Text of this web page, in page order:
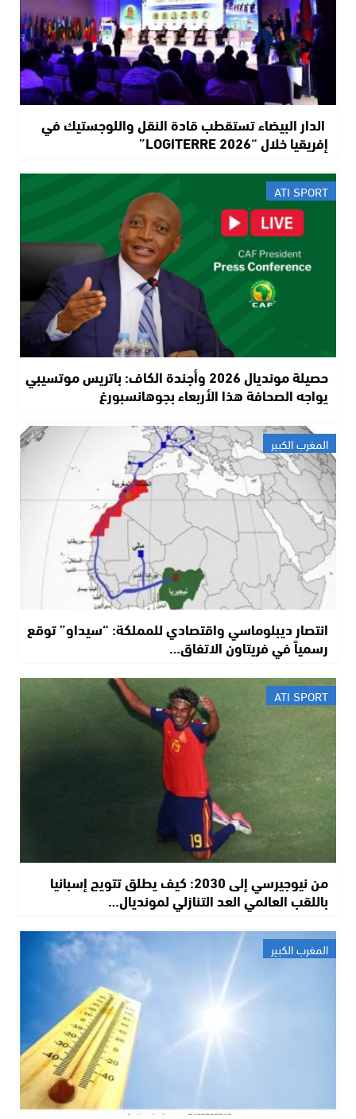
الدار البيضاء تستقطب قادة النقل واللوجستيك في
إفريقيا خلال “LOGITERRE 2026”
ATI SPORT
حصيلة مونديال 2026 وأجندة الكاف: باتريس موتسيبي
يواجه الصحافة هذا الأربعاء بجوهانسبورغ
المغرب الكبير
انتصار ديبلوماسي واقتصادي للمملكة: “سيداو” توقع
رسمياً في فريتاون الاتفاق…
ATI SPORT
من نيوجيرسي إلى 2030: كيف يطلق تتويج إسبانيا
باللقب العالمي العد التنازلي لمونديال…
المغرب الكبير